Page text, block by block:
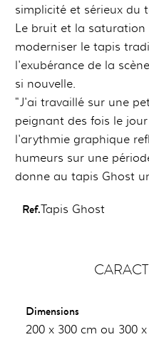
simplicité et sérieux du
Le bruit et la
moderniser le tapis
l'exubérance de la
si nouvelle.
"J'ai travaillé sur une
peignant des fois le
l'arythmie graphique
humeurs sur une
donne au tapis Ghost
Ref.Tapis Ghost
Dimensions
200 x 300 cm ou 300